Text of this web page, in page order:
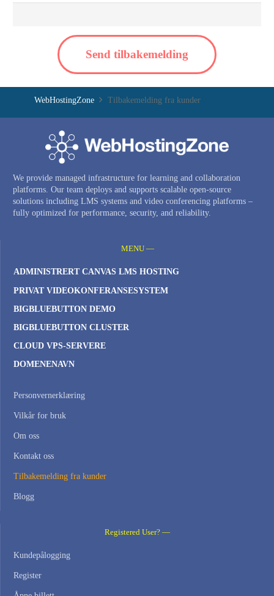
Send tilbakemelding
WebHostingZone Tilbakemelding fra kunder
We provide managed infrastructure for learning and collaboration
platforms. Our team deploys and supports scalable open-source
solutions including LMS systems and video conferencing platforms –
fully optimized for performance, security, and reliability.
MENU —
ADMINISTRERT CANVAS LMS HOSTING
PRIVAT VIDEOKONFERANSESYSTEM
BIGBLUEBUTTON DEMO
BIGBLUEBUTTON CLUSTER
CLOUD VPS-SERVERE
DOMENENAVN
Personvernerklæring
Vilkår for bruk
Om oss
Kontakt oss
Tilbakemelding fra kunder
Blogg
Registered User? —
Kundepålogging
Register